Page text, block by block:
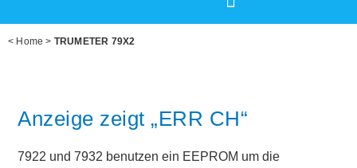
< Home > TRUMETER 79X2
Anzeige zeigt „ERR CH“
7922 und 7932 benutzen ein EEPROM um die